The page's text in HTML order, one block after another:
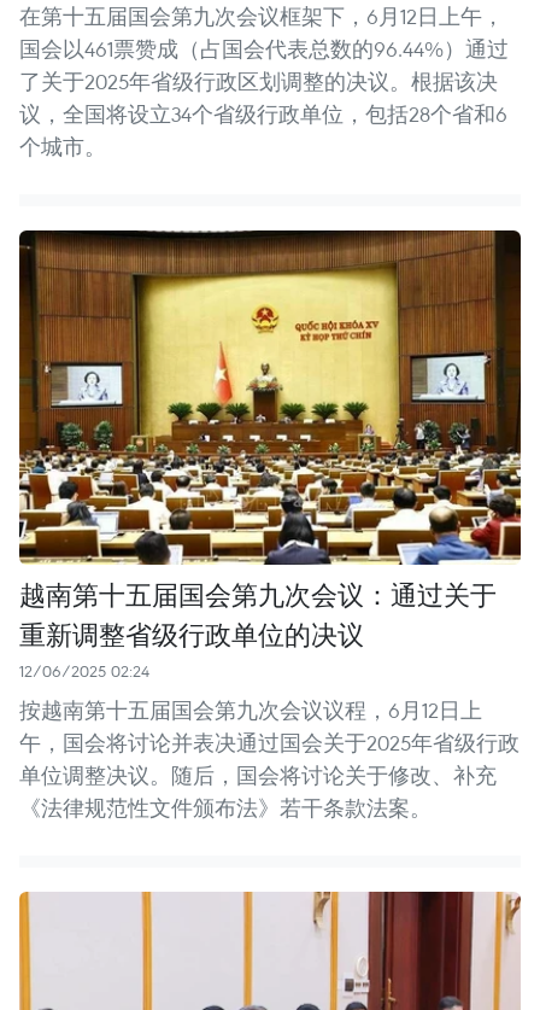
在第十五届国会第九次会议框架下，6月12日上午，
国会以461票赞成（占国会代表总数的96.44%）通过
了关于2025年省级行政区划调整的决议。根据该决
议，全国将设立34个省级行政单位，包括28个省和6
个城市。
越南第十五届国会第九次会议：通过关于
重新调整省级行政单位的决议
12/06/2025 02:24
按越南第十五届国会第九次会议议程，6月12日上
午，国会将讨论并表决通过国会关于2025年省级行政
单位调整决议。随后，国会将讨论关于修改、补充
《法律规范性文件颁布法》若干条款法案。